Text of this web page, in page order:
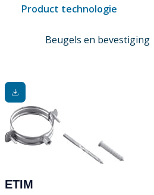
Product technologie
Beugels en bevestiging
ETIM